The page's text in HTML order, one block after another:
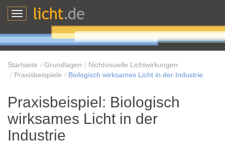
Toggle
Startseite Grundlagen
Nichtvisuelle Lichtwirkungen
Praxisbeispiele
Biologisch wirksames Licht in der Industrie
Praxisbeispiel: Biologisch
wirksames Licht in der
Industrie